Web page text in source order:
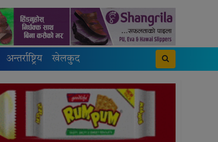
अन्तर्राष्ट्रिय खेलकुद